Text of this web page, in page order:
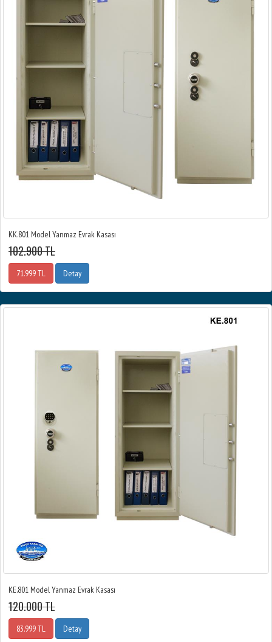
KK.801 Model Yanmaz Evrak Kasası
102.900 TL
71.999 TL Detay
KE.801 Model Yanmaz Evrak Kasası
120.000 TL
83.999 TL Detay